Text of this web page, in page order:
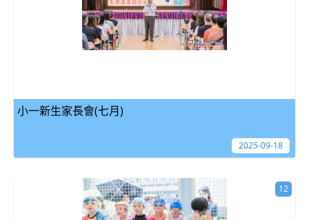
小一新生家長會(七月)
2025-09-18
12